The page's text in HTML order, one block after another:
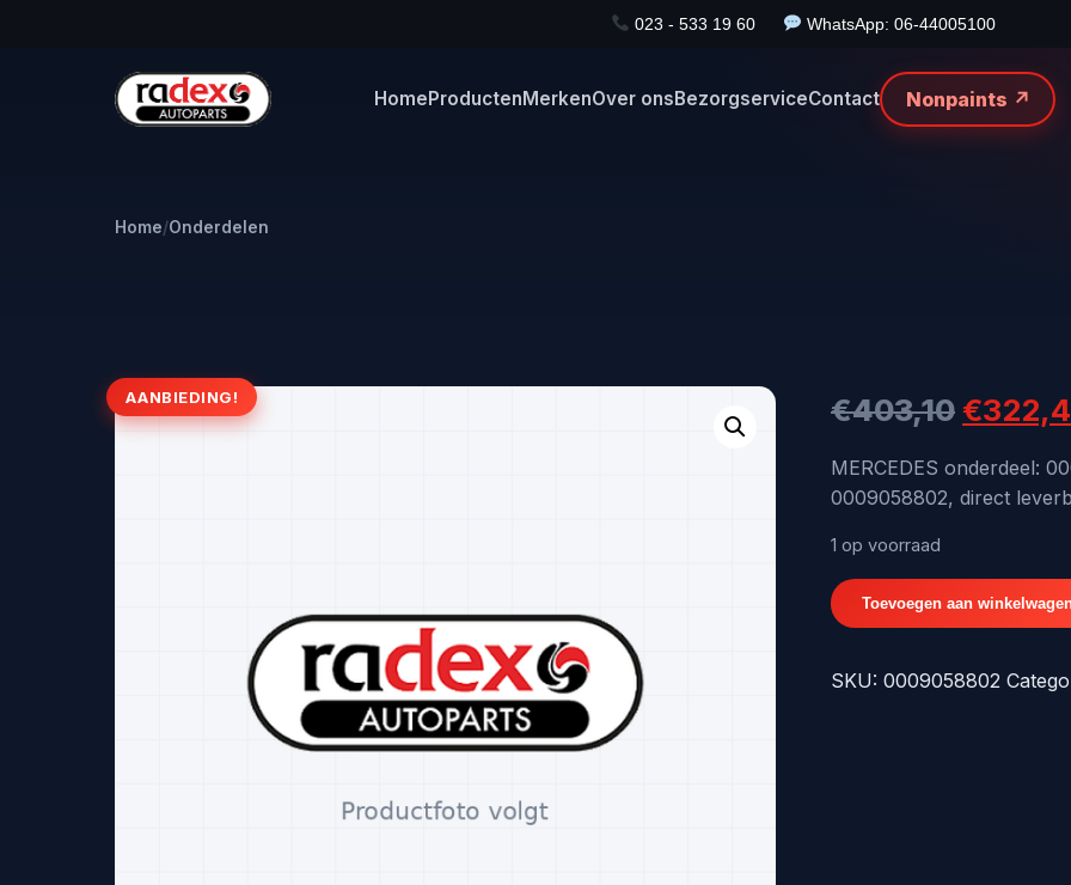
023 - 533 19 60 WhatsApp: 06-44005100
HomeProductenMerkenOver onsBezorgserviceContact Nonpaints ↗
Home/Onderdelen
AANBIEDING! €403,10
prijs
was:
€
MERCEDES onderdeel:
0009058802, direct
1 op voorraad
0009058802
RADARSENSOR
Toevoegen aan
SKU:0009058802